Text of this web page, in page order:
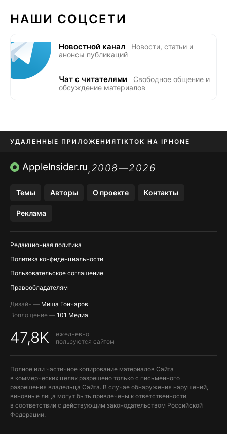
НАШИ СОЦСЕТИ
Новостной канал
Новости, статьи и
анонсы публикаций
Чат с читателями
Свободное общение и
обсуждение материалов
УДАЛЕННЫЕ ПРИЛОЖЕНИЯTIKTOK НА IPHONE
ПРИЛОЖЕНИЯ БЕЗ APP STORE
AppleInsider.ru,2008—2026
Темы Авторы О проекте Контакты
Реклама
Редакционная политика
Политика конфиденциальности
Пользовательское соглашение
Правообладателям
Дизайн — Миша Гончаров
Воплощение — 101 Медиа
47,8K
ежедневно
пользуются сайтом
Полное или частичное копирование материалов Сайта
в коммерческих целях разрешено только с письменного
разрешения владельца Сайта. В случае обнаружения нарушений,
виновные лица могут быть привлечены к ответственности
в соответствии с действующим законодательством Российской
Федерации.